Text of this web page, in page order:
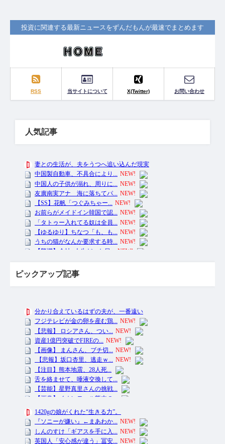
投資に関連する最新ニュースをずんだもんが最速でまとめます
RSS 当サイトについて X(Twitter) お問い合わせ
人気記事
ピックアップ記事